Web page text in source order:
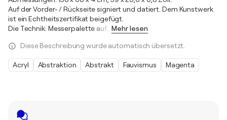
Auf der Vorder- / Rückseite signiert und datiert. Dem Kunstwerk
ist ein Echtheitszertifikat beigefügt.
Die Technik: Messerpalette auf… Mehr lesen
Diese Beschreibung wurde automatisch übersetzt.
Acryl Abstraktion Abstrakt Fauvismus Magenta